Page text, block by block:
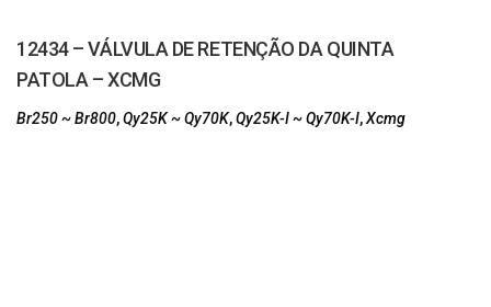
12434 – VÁLVULA DE RETENÇÃO DA QUINTA
PATOLA – XCMG
Br250 ~ Br800,Qy25K ~ Qy70K,Qy25K-I ~ Qy70K-I,Xcmg